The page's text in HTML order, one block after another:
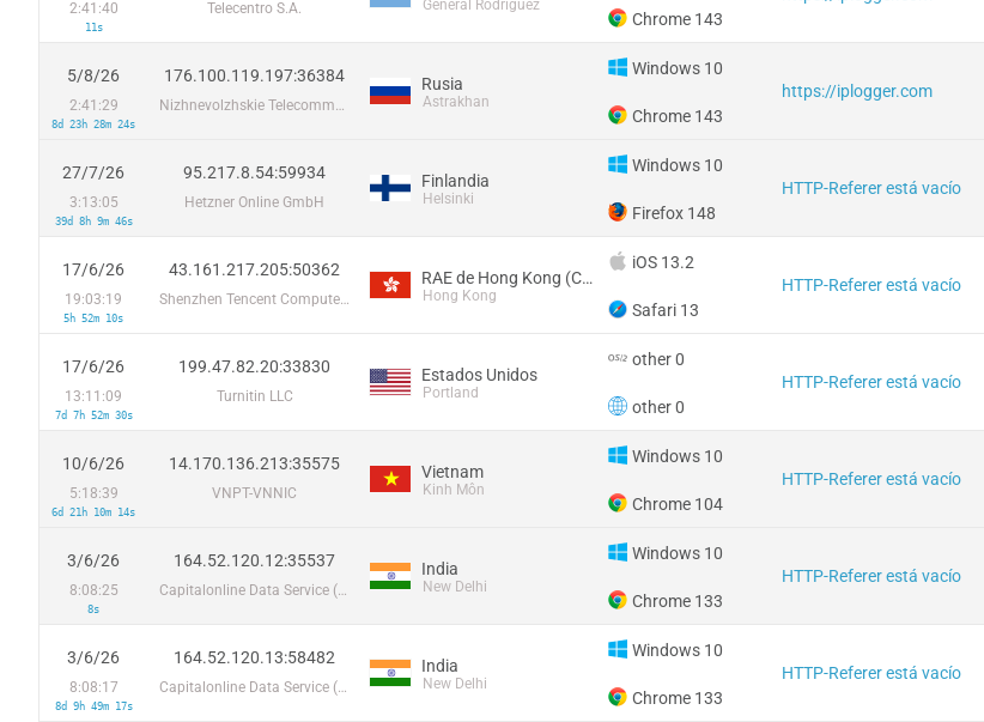
2:41:40
11s
Telecentro S.A. General Rodríguez
Chrome 143
5/8/26
2:41:29
8d 23h 28m 24s
176.100.119.197:36384
Nizhnevolzhskie Telecommunication Networks Real Ltd.
Rusia
Astrakhan
Windows 10
Chrome 143
https://iplogger.com
27/7/26
3:13:05
39d 8h 9m 46s
95.217.8.54:59934
Hetzner Online GmbH
Finlandia
Helsinki
Windows 10
Firefox 148
HTTP-Referer está vacío
17/6/26
19:03:19
5h 52m 10s
43.161.217.205:50362
Shenzhen Tencent Computer Systems Company Limited
RAE de Hong Kong (China)
Hong Kong
iOS 13.2
Safari 13
HTTP-Referer está vacío
17/6/26
13:11:09
7d 7h 52m 30s
199.47.82.20:33830
Turnitin LLC
Estados Unidos
Portland
other 0
other 0
HTTP-Referer está vacío
10/6/26
5:18:39
6d 21h 10m 14s
14.170.136.213:35575
VNPT-VNNIC
Vietnam
Kinh Môn
Windows 10
Chrome 104
HTTP-Referer está vacío
3/6/26
8:08:25
8s
164.52.120.12:35537
Capitalonline Data Service (HK) Co
India
New Delhi
Windows 10
Chrome 133
HTTP-Referer está vacío
3/6/26
8:08:17
8d 9h 49m 17s
164.52.120.13:58482
Capitalonline Data Service (HK) Co
India
New Delhi
Windows 10
Chrome 133
HTTP-Referer está vacío